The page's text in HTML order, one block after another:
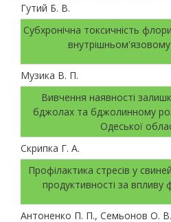
Гутий Б. В.
Субхронічна токсичність
внутрішньом'язовому
Музика В. П.
Вивчення наявності
бджолах та бджолинному
Одеської
Скрипка Г. А.
Профілактика стресів у
продуктивності за впливу
Антоненко П. П., Семьонов О.